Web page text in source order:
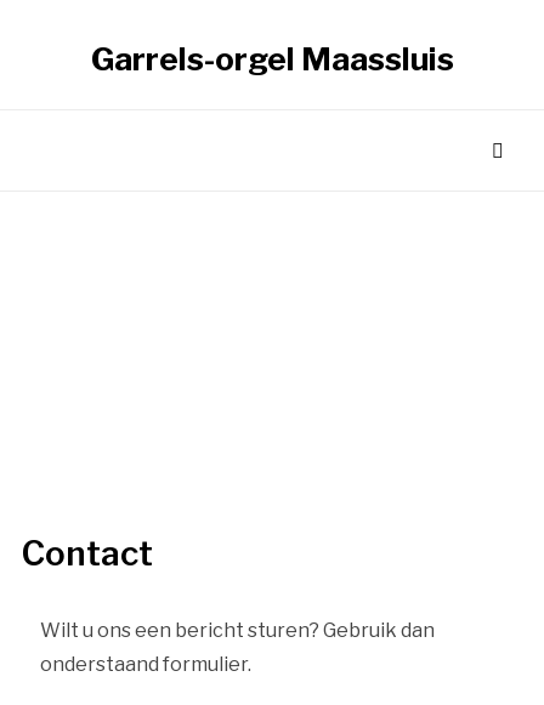
Garrels-orgel Maassluis
Contact
Wilt u ons een bericht sturen? Gebruik dan
onderstaand formulier.